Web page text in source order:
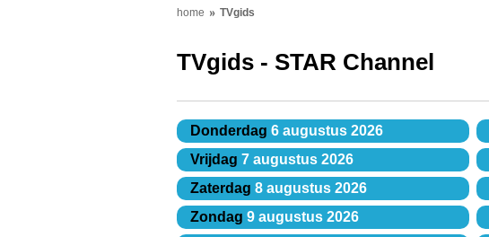
home TVgids
TVgids - STAR Channel
Donderdag 6 augustus 2026
Vrijdag 7 augustus 2026
Zaterdag 8 augustus 2026
Zondag 9 augustus 2026